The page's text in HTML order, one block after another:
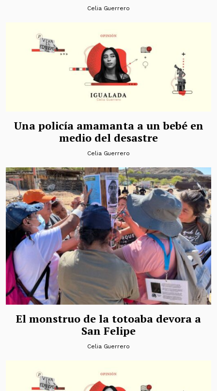
Celia Guerrero
Una policía amamanta a un bebé en
medio del desastre
Celia Guerrero
El monstruo de la totoaba devora a
San Felipe
Celia Guerrero